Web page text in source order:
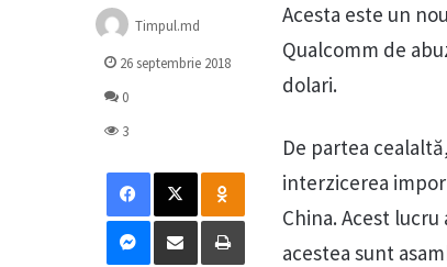
Acesta este un
Qualcomm de
dolari.
De partea
interzicerea
China. Acest
acestea sunt
Timpul.md
26 septembrie 2018
0
3
Facebook
X Odnoklassniki
Messenger
Distribuie prin mail Tipărește